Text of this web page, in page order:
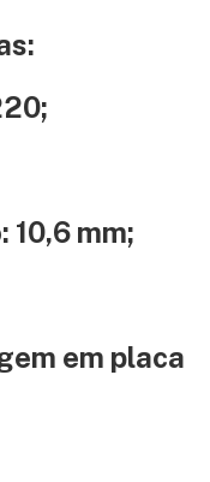
10,6 mm;
em placa